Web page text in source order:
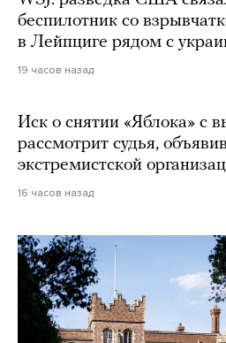
беспилотник со
в Лейпциге рядом с
19 часов назад
Иск о снятии «Яблока» с
рассмотрит судья,
экстремистской
16 часов назад